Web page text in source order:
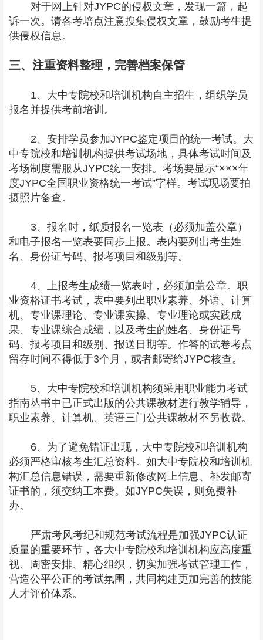
对于网上针对JYPC的侵权文章，发现一篇，起
诉一次。请各考培点注意搜集侵权文章，鼓励考生提
供侵权信息。
三、注重资料整理，完善档案保管
1、大中专院校和培训机构自主招生，组织学员
报名并提供考前培训。
2、安排学员参加JYPC鉴定项目的统一考试。大
中专院校和培训机构提供考试场地，具体考试时间及
考场制度需服从JYPC统一安排。考场要显示“×××年
度JYPC全国职业资格统一考试”字样。考试现场要拍
摄照片备查。
3、报名时，纸质报名一览表（必须加盖公章）
和电子报名一览表要同步上报。表内要列出考生姓
名、身份证号码、报考项目和级别等。
4、上报考生成绩一览表时，必须加盖公章。职
业资格证书考试，表中要列出职业素养、外语、计算
机、专业课理论、专业课实操、专业理论或实践成
果、专业课综合成绩，以及考生的姓名、身份证号
码、报考项目和级别、报送日期等。作答的试卷考点
留存时间不得低于3个月，或者邮寄给JYPC核查。
5、大中专院校和培训机构须采用职业能力考试
指南丛书中已正式出版的公共课教材进行教学辅导，
职业素养、计算机、英语三门公共课教材不另收费。
6、为了避免错证出现，大中专院校和培训机构
必须严格审核考生汇总资料。如大中专院校和培训机
构汇总信息错误，需要重新修改网上信息、补发邮寄
证书的，须交纳工本费。如JYPC失误，则免费补
办。
严肃考风考纪和规范考试流程是加强JYPC认证
质量的重要环节，各大中专院校和培训机构应高度重
视、周密安排、精心组织，切实加强考试管理工作，
营造公平公正的考试氛围，共同构建更加完善的技能
人才评价体系。